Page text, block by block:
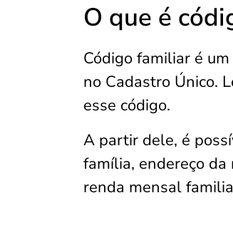
O que é
Código familiar é um
no Cadastro Único.
esse código.
A partir dele, é
família, endereço da
renda mensal